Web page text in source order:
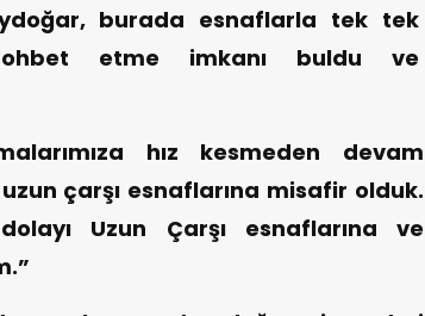
burada esnaflarla tek tek
etme imkanı buldu ve
hız kesmeden devam
çarşı esnaflarına misafir olduk.
Uzun Çarşı esnaflarına ve